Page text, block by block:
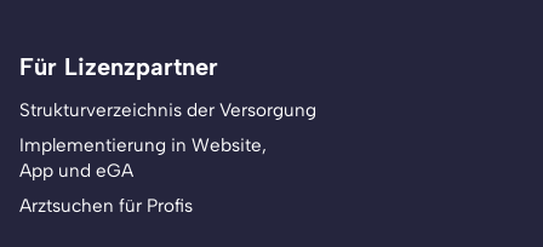
Für Lizenzpartner
Strukturverzeichnis der Versorgung
Implementierung in Website,
App und eGA
Arztsuchen für Profis